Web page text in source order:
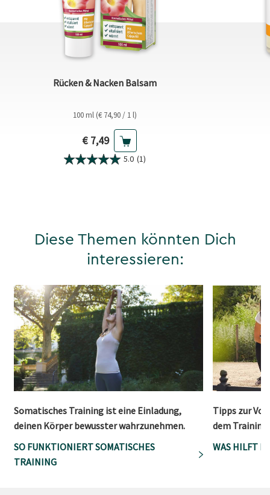
Rücken & Nacken Balsam
100 ml (€ 74,90 / 1 l)
Aktueller Preis
€ 7,49
5.0 (1)
Diese Themen könnten Dich
interessieren:
Somatisches Training ist eine Einladung,
deinen Körper bewusster wahrzunehmen.
SO FUNKTIONIERT SOMATISCHES
TRAINING
Tipps zur
dem Training
WAS HILFT